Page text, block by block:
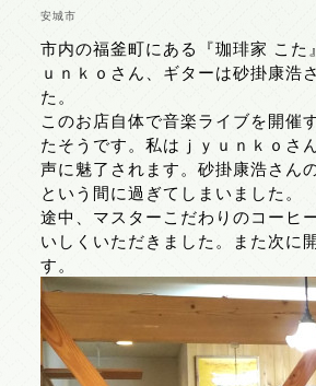
安城市
市内の福釜町にある『珈琲家 こた
ｕｎｋｏさん、ギターは砂掛康浩
た。
このお店自体で音楽ライブを開催
たそうです。私はｊｙｕｎｋｏさ
声に魅了されます。砂掛康浩さん
という間に過ぎてしまいました。
途中、マスターこだわりのコーヒ
いしくいただきました。また次に
す。